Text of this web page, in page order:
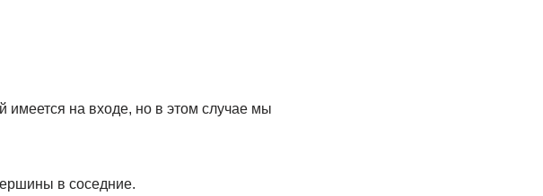
имеется на входе, но в этом случае мы
в соседние.